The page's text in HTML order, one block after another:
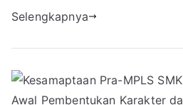
Selengkapnya